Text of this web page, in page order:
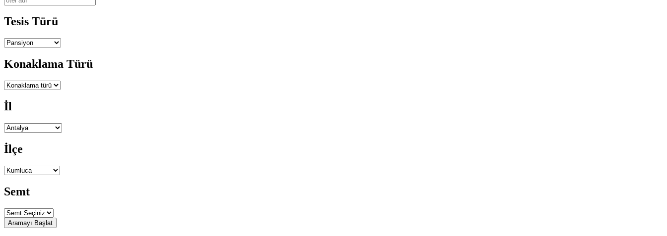
Tesis Türü
Konaklama Türü
İl
İlçe
Semt